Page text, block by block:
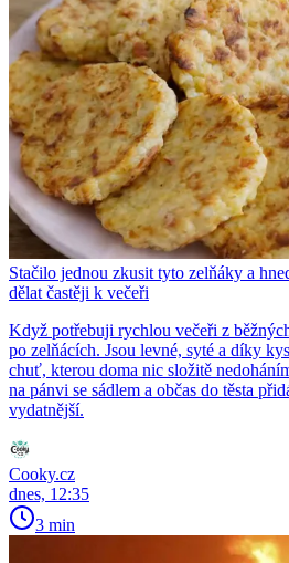
Stačilo jednou zkusit tyto zelňáky a
dělat častěji k večeři
Když potřebuji rychlou večeři z
po zelňácích. Jsou levné, syté a díky
chuť, kterou doma nic složitě
na pánvi se sádlem a občas do těsta
vydatnější.
Cooky.cz
dnes, 12:35
3 min